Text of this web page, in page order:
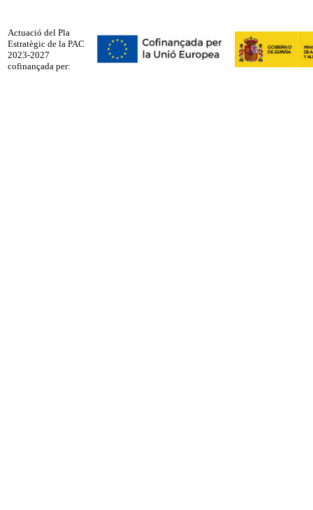
Actuació del Pla
Estratègic de la PAC
2023-2027
cofinançada per: